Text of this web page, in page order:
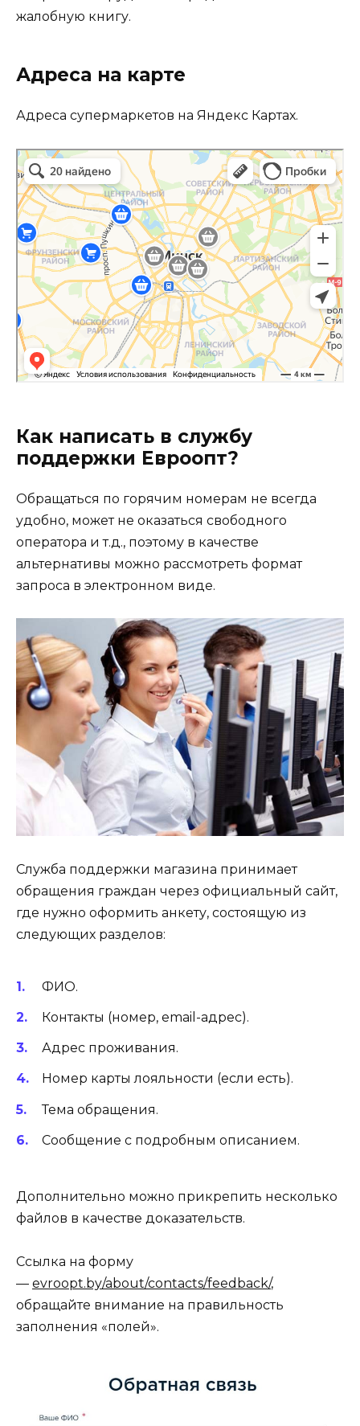
жалобную книгу.
Адреса на карте
Адреса супермаркетов на Яндекс Картах.
Как написать в службу
поддержки Евроопт?
Обращаться по горячим номерам не всегда
удобно, может не оказаться свободного
оператора и т.д., поэтому в качестве
альтернативы можно рассмотреть формат
запроса в электронном виде.
Служба поддержки магазина принимает
обращения граждан через официальный сайт,
где нужно оформить анкету, состоящую из
следующих разделов:
ФИО.
Контакты (номер, email-адрес).
Адрес проживания.
Номер карты лояльности (если есть).
Тема обращения.
Сообщение с подробным описанием.
Дополнительно можно прикрепить несколько
файлов в качестве доказательств.
Ссылка на форму
— evroopt.by/about/contacts/feedback/,
обращайте внимание на правильность
заполнения «полей».